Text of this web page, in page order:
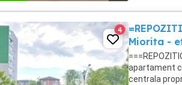
4
Miorita -
apartament
centrala